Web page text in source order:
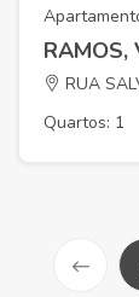
RAMOS,
RUA
Quartos: 1